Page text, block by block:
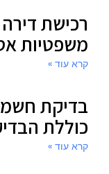
רכישת
משפטיות
קרא עוד »
בדיקת
כוללת
קרא עוד »